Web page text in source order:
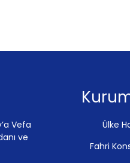
Vefa
ve
Ülke
Fahri